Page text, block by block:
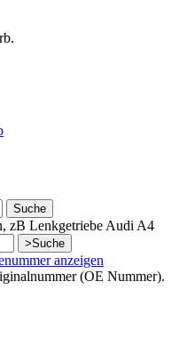
Suche
zB Lenkgetriebe Audi A4
>Suche
anzeigen
(OE Nummer).